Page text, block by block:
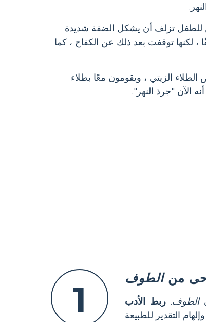
للطفل تزلف أن يشكل الضفة شديدة
، لكنها توقفت بعد ذلك عن الكفاح ، كما
الزيتي ، ويقومون معًا بطلاء
الآن "جرذ النهر".
1
منالطوف
الطوف. ربط الأدب